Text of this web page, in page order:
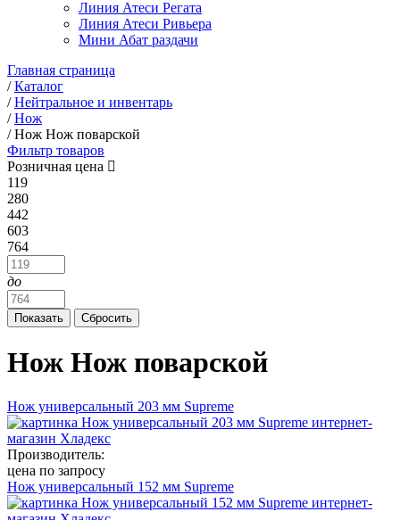
Линия Атеси Регата
Линия Атеси Ривьера
Мини Абат раздачи
Главная страница
/Каталог
/Нейтральное и инвентарь
/Нож
/Нож Нож поварской
Фильтр товаров
Розничная цена
119
280
442
603
764
до
Нож Нож поварской
Нож универсальный 203 мм Supreme
Производитель:
цена по запросу
Нож универсальный 152 мм Supreme